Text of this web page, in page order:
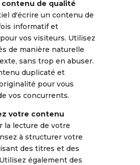
contenu de qualité
d'écrire un contenu de
informatif et
vos visiteurs. Utilisez
de manière naturelle
sans trop en abuser.
duplicaté et
pour vous
vos concurrents.
votre contenu
la lecture de votre
à structurer votre
des titres et des
également des